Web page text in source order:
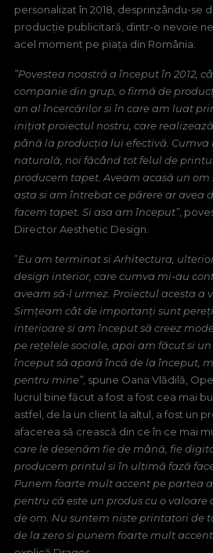
personalizat în 2018, desprinzându-se
producție publicitară, dintr-o nevoie
acel moment pe piața din România.
”Povestea noastră a început în 2012,
companie din grup, o firmă de
an al încercărilor si în care am luat
inițiat proiectul nostru, care
până la producția lui efectivă. Cumva
naturală, noi făcând tot felul de
producem tapet. Aveam acasă un
asta si am întrebat ce părere ar avea
facem tapet. Si asa am început”,
Director Aesthetic Design.
”Eu am terminat si Arhitectura,
design interior, care cumva mi-au
aveam să-l urmez. Proiectul acesta a
Simțeam cât de importanți sunt
interioare si am început să creez
pe rețelele sociale, apoi am făcut si
început să apară încă de la început,
pentru mine”, spune Oana Vlădilă,
lucrul bine făcut a fost a fost cea mai
astfel, de la un client la altul, a fost un
afacerea să crească din ce în ce mai
care le desenăm fie de mână, fie
producem printul si în ultimă fază
Punem foarte mult accent pe partea
pentru că este un produs cu o
de om. Nu suntem niste printatori de
de la zero si punem foarte mult